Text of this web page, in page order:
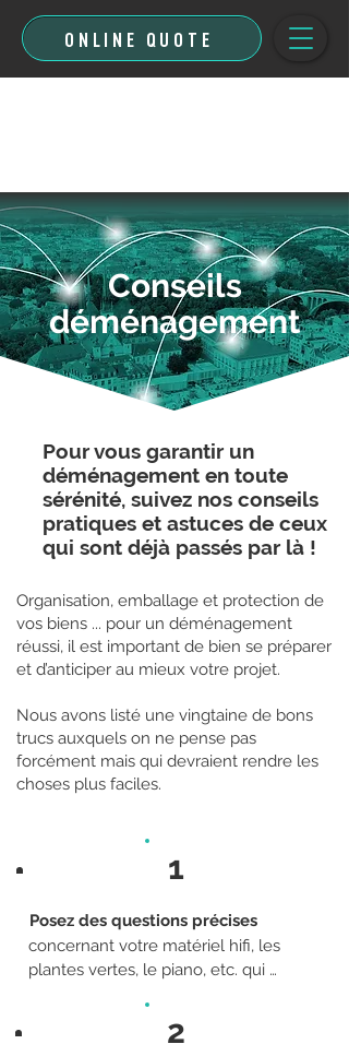
ONLINE QUOTE
Conseils
déménagement
Pour vous garantir un
déménagement en toute
sérénité, suivez nos conseils
pratiques et astuces de ceux
qui sont déjà passés par là !
Posez des questions précises
concernant votre matériel hifi, les
plantes vertes, le piano, etc. qui
1
2
Organisation, emballage et protection de
vos biens ... pour un déménagement
réussi, il est important de bien se préparer
et d’anticiper au mieux votre projet.
​Nous avons listé une vingtaine de bons
trucs auxquels on ne pense pas
forcément mais qui devraient rendre les
choses plus faciles.